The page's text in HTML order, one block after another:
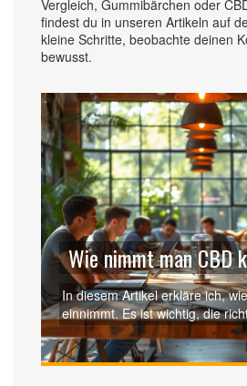
Vergleich, Gummibärchen oder
findest du in unseren Artikeln auf
kleine Schritte, beobachte deinen
bewusst.
Wie nimmt man CBD
In diesem Artikel erkläre ich,
einnimmt. Es ist wichtig, die
für Sie und Ihren Körper zu
die verschiedenen Methoden
Einnahme von CBD